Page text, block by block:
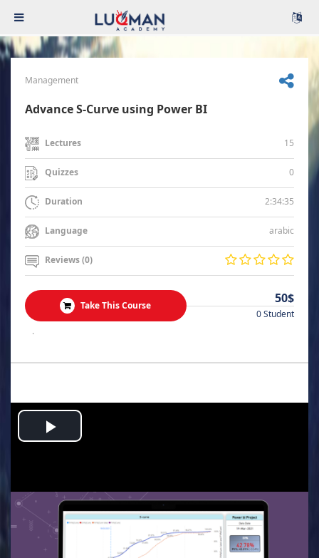
Management
Advance S-Curve using Power BI
Lectures 15
Quizzes 0
Duration 2:34:35
Language arabic
Reviews (0)
Take This Course 50$
0 Student
.
Play